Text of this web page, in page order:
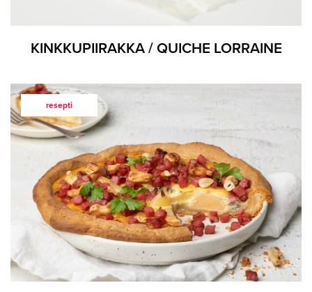
KINKKUPIIRAKKA / QUICHE LORRAINE
resepti